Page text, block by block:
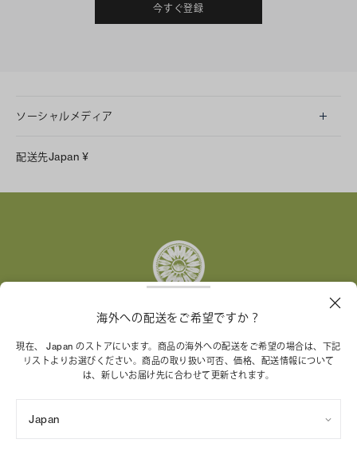
今すぐ登録
ソーシャルメディア
Facebook
配送先Japan ¥
トリー バーチ財団は、女性起業家が持続可能な企業を築
くことを支援しています。
海外への配送をご希望ですか？
現在、 Japan のストアにいます。商品の海外への配送をご希望の場合は、下記
リストよりお選びください。商品の取り扱い可否、価格、配送情報について
は、新しいお届け先に合わせて更新されます。
Japan